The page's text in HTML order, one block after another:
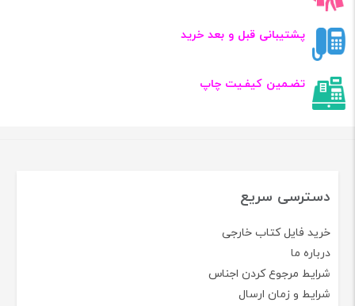
پشتیبانی قبل و بعد خرید
تضـمین کیفـیت چاپ
دسترسی سریع
خرید فایل کتاب خارجی
درباره ما
شرایط مرجوع کردن اجناس
شرایط و زمان ارسال